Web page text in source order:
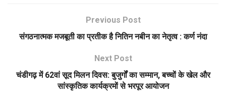
Previous Post
संगठनात्मक मजबूती का प्रतीक है नितिन नबीन का नेतृत्व : कर्ण नंदा
Next Post
चंडीगढ़ में 62वां सूद मिलन दिवस: बुजुर्गों का सम्मान, बच्चों के खेल और
सांस्कृतिक कार्यक्रमों से भरपूर आयोजन